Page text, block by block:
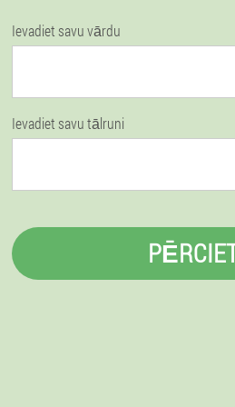
Ievadiet savu vārdu
Ievadiet savu tālruni